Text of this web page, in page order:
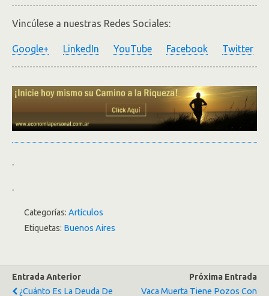
Vincúlese a nuestras Redes Sociales:
Google+ LinkedIn YouTube Facebook Twitter
.
.
Categorías: Artículos
Etiquetas: Buenos Aires
Entrada Anterior
¿Cuánto Es La Deuda De
Próxima Entrada
Vaca Muerta Tiene Pozos Con